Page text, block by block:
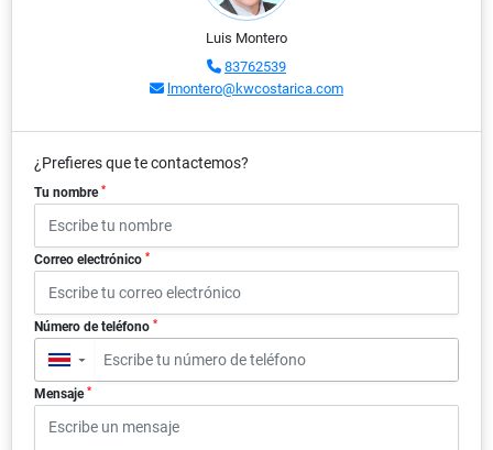
Luis Montero
83762539
lmontero@kwcostarica.com
¿Prefieres que te contactemos?
Tu nombre *
Correo electrónico *
Número de teléfono *
▼
Mensaje *